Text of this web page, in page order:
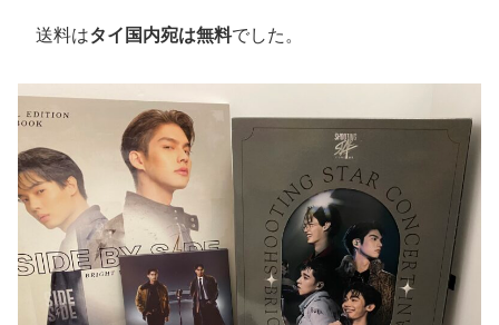
送料はタイ国内宛は無料でした。